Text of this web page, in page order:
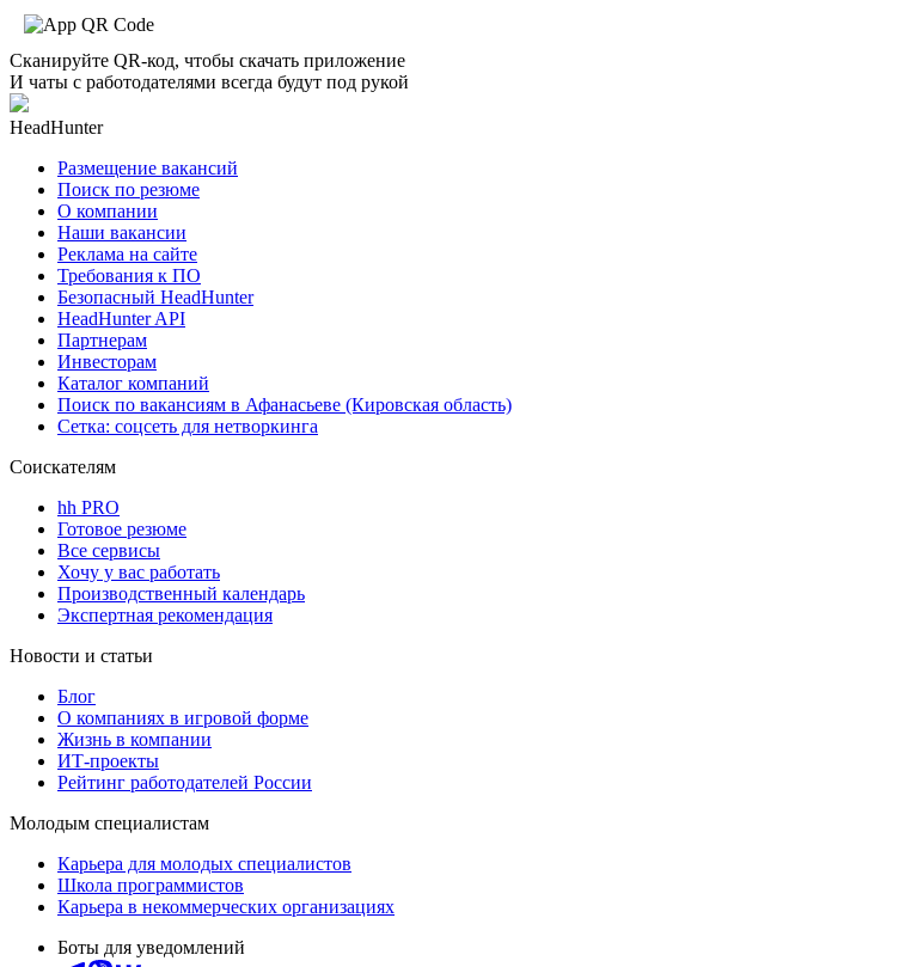
Сканируйте QR-код, чтобы скачать приложение
И чаты с работодателями всегда будут под рукой
HeadHunter
Размещение вакансий
Поиск по резюме
О компании
Наши вакансии
Реклама на сайте
Требования к ПО
Безопасный HeadHunter
HeadHunter API
Партнерам
Инвесторам
Каталог компаний
Поиск по вакансиям в Афанасьеве (Кировская область)
Сетка: соцсеть для нетворкинга
Соискателям
hh PRO
Готовое резюме
Все сервисы
Хочу у вас работать
Производственный календарь
Экспертная рекомендация
Новости и статьи
Блог
О компаниях в игровой форме
Жизнь в компании
ИТ-проекты
Рейтинг работодателей России
Молодым специалистам
Карьера для молодых специалистов
Школа программистов
Карьера в некоммерческих организациях
Боты для уведомлений